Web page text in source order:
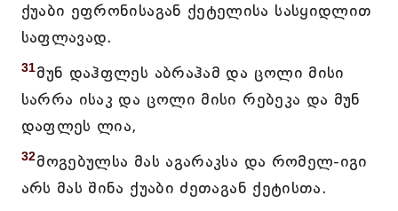
ქუაბი ეფრონისაგან ქეტელისა სასყიდლით
საფლავად.
31მუნ დაჰფლეს აბრაჰამ და ცოლი მისი
სარრა ისაკ და ცოლი მისი რებეკა და მუნ
დაფლეს ლია,
32მოგებულსა მას აგარაკსა და რომელ-იგი
არს მას შინა ქუაბი ძეთაგან ქეტისთა.